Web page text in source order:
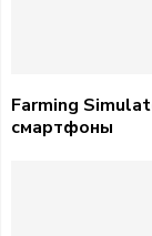
Farming
смартфоны